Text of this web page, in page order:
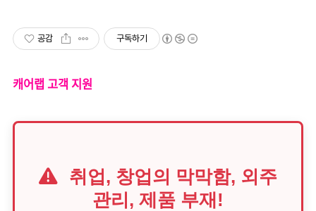
공감 구독하기
캐어랩 고객 지원
취업, 창업의 막막함, 외주
관리, 제품 부재!